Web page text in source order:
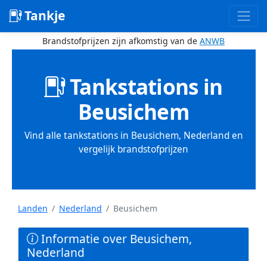
Tankje
Brandstofprijzen zijn afkomstig van de ANWB
Tankstations in
Beusichem
Vind alle tankstations in Beusichem, Nederland en
vergelijk brandstofprijzen
Landen Nederland Beusichem
Informatie over Beusichem,
Nederland